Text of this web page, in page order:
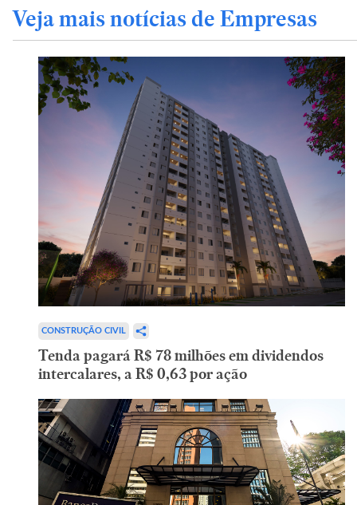
Veja mais notícias de Empresas
CONSTRUÇÃO CIVIL
Tenda pagará R$ 78 milhões em dividendos
intercalares, a R$ 0,63 por ação